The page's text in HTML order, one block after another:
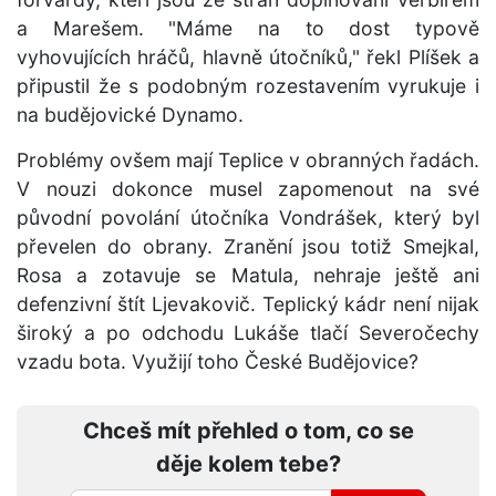
a Marešem. "Máme na to dost typově
vyhovujících hráčů, hlavně útočníků," řekl Plíšek a
připustil že s podobným rozestavením vyrukuje i
na budějovické Dynamo.
Problémy ovšem mají Teplice v obranných řadách.
V nouzi dokonce musel zapomenout na své
původní povolání útočníka Vondrášek, který byl
převelen do obrany. Zranění jsou totiž Smejkal,
Rosa a zotavuje se Matula, nehraje ještě ani
defenzivní štít Ljevakovič. Teplický kádr není nijak
široký a po odchodu Lukáše tlačí Severočechy
vzadu bota. Využijí toho České Budějovice?
Chceš mít přehled o tom, co se
děje kolem tebe?